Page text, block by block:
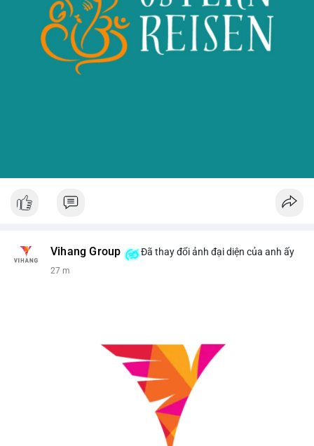
Vihang Group Đã thay đổi ảnh đại diện của anh ấy
27 m